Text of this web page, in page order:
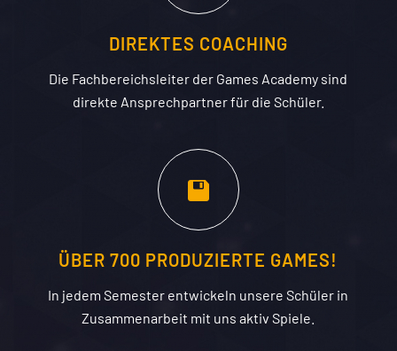
DIREKTES COACHING
Die Fachbereichsleiter der Games Academy sind
direkte Ansprechpartner für die Schüler.
ÜBER 700 PRODUZIERTE GAMES!
In jedem Semester entwickeln unsere Schüler in
Zusammenarbeit mit uns aktiv Spiele.